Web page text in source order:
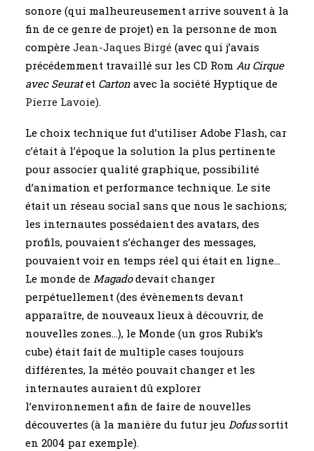
sonore (qui malheureusement arrive souvent à la
fin de ce genre de projet) en la personne de mon
compère Jean-Jaques Birgé (avec qui j’avais
précédemment travaillé sur les CD Rom Au Cirque
avec Seuratet Carton avec la société Hyptique de
Pierre Lavoie).
Le choix technique fut d’utiliser Adobe Flash, car
c’était à l’époque la solution la plus pertinente
pour associer qualité graphique, possibilité
d’animation et performance technique. Le site
était un réseau social sans que nous le sachions;
les internautes possédaient des avatars, des
profils, pouvaient s’échanger des messages,
pouvaient voir en temps réel qui était en ligne…
Le monde de Magadodevait changer
perpétuellement (des évènements devant
apparaître, de nouveaux lieux à découvrir, de
nouvelles zones…), le Monde (un gros Rubik’s
cube) était fait de multiple cases toujours
différentes, la météo pouvait changer et les
internautes auraient dû explorer
l’environnement afin de faire de nouvelles
découvertes (à la manière du futur jeu Dofussortit
en 2004 par exemple).